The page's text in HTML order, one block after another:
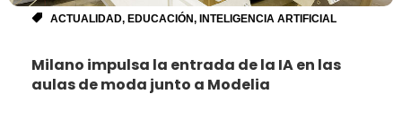
ACTUALIDAD, EDUCACIÓN, INTELIGENCIA ARTIFICIAL
Milano impulsa la entrada de la IA en las
aulas de moda junto a Modelia